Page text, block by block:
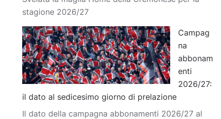
stagione 2026/27
Campag
na
abbonam
enti
2026/27:
il dato al sedicesimo giorno di prelazione
Il dato della campagna abbonamenti 2026/27 al